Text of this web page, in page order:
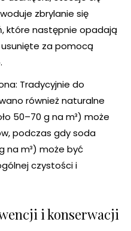
zbrylanie się
które następnie opadają
za pomocą
Tradycyjnie do
również naturalne
50–70 g na m³) może
podczas gdy soda
na m³) może być
czystości i
i konserwacji